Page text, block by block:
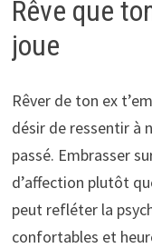
Rêve que
joue
Rêver de ton ex
désir de ressentir à
passé. Embrasser
d’affection plutôt
peut refléter la
confortables et